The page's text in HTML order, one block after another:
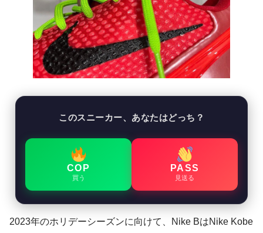
このスニーカー、あなたはどっち？
COP
買う
PASS
見送る
2023年のホリデーシーズンに向けて、Nike BはNike Kobe